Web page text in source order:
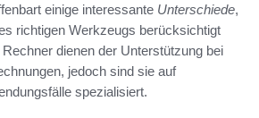
einige interessante Unterschiede,
richtigen Werkzeugs berücksichtigt
dienen der Unterstützung bei
jedoch sind sie auf
spezialisiert.